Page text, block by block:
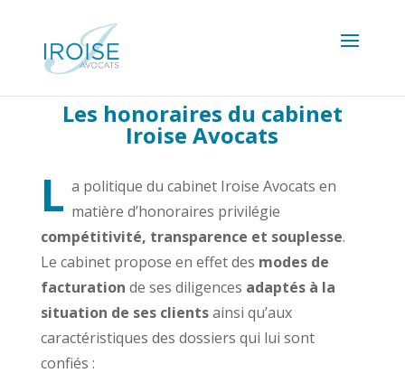
Les honoraires du cabinet
Iroise Avocats
L a politique du cabinet Iroise Avocats en
matière d’honoraires privilégie
compétitivité, transparence et souplesse.
Le cabinet propose en effet des modes de
facturation de ses diligences adaptés à la
situation de ses clientsainsi qu’aux
caractéristiques des dossiers qui lui sont
confiés :